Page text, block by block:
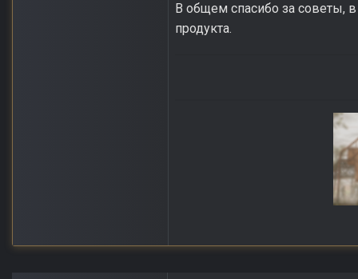
В общем спасибо за советы,
продукта.